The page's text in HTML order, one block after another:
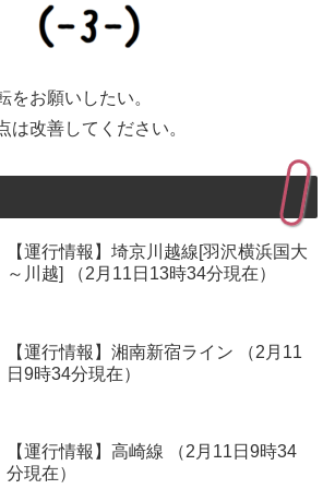
をお願いしたい。
は改善してください。
【運行情報】埼京川越線[羽沢横浜国大
～川越] （2月11日13時34分現在）
【運行情報】湘南新宿ライン （2月11
日9時34分現在）
【運行情報】高崎線 （2月11日9時34
分現在）